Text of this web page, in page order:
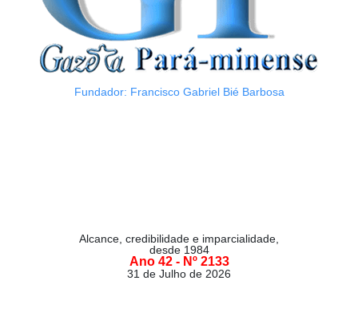
Fundador: Francisco Gabriel Bié Barbosa
Alcance, credibilidade e imparcialidade,
desde 1984
Ano 42 - Nº 2133
31 de Julho de 2026